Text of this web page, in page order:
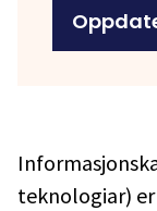
teknologiar)